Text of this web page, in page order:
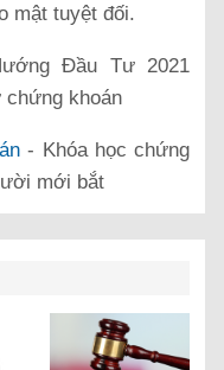
mật tuyệt đối.
Đầu Tư 2021
khoán
- Khóa học chứng
mới bắt